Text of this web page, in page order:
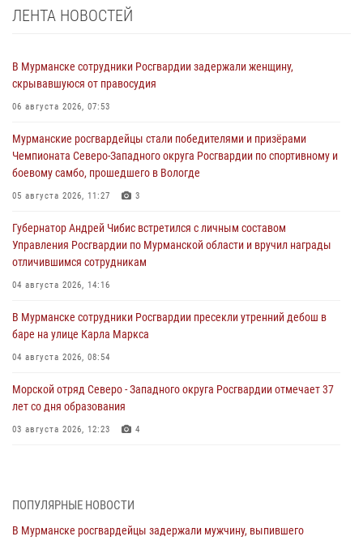
ЛЕНТА НОВОСТЕЙ
В Мурманске сотрудники Росгвардии задержали женщину,
скрывавшуюся от правосудия
06 августа 2026, 07:53
Мурманские росгвардейцы стали победителями и призёрами
Чемпионата Северо-Западного округа Росгвардии по спортивному и
боевому самбо, прошедшего в Вологде
05 августа 2026, 11:27 3
Губернатор Андрей Чибис встретился с личным составом
Управления Росгвардии по Мурманской области и вручил награды
отличившимся сотрудникам
04 августа 2026, 14:16
В Мурманске сотрудники Росгвардии пресекли утренний дебош в
баре на улице Карла Маркса
04 августа 2026, 08:54
Морской отряд Северо - Западного округа Росгвардии отмечает 37
лет со дня образования
03 августа 2026, 12:23 4
ПОПУЛЯРНЫЕ НОВОСТИ
В Мурманске росгвардейцы задержали мужчину, выпившего